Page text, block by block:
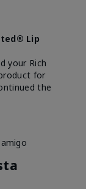
Lip
your Rich
for
the